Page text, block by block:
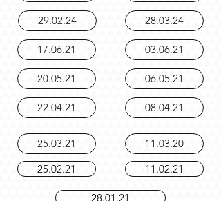
11.04.24 25.04.24
29.02.24 28.03.24
17.06.21 03.06.21
20.05.21 06.05.21
22.04.21 08.04.21
25.03.21
25.02.21
11.03.20
11.02.21